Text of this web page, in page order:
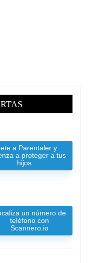
a Parentaler y
a proteger a tus
hijos
un número de
teléfono con
Scannero.io